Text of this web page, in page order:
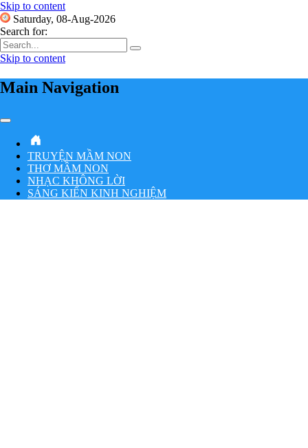
Skip to content
Saturday, 08-Aug-2026
Search for:
Skip to content
Main Navigation
TRUYỆN MẦM NON
THƠ MẦM NON
NHẠC KHÔNG LỜI
SÁNG KIẾN KINH NGHIỆM